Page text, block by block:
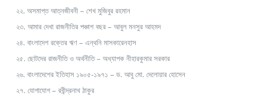
২২. অসমাপ্ত আত্নজীবনী – শেখ মুজিবুর রহমান
২৩. আমার দেখা রাজনীতির পঞ্চাশ বছর – আবুল মনসুর আহমদ
২৪. বাংলাদেশ রক্তের ঋণ – এন্থনি মাসকারেনহাস
২৫. ছোটদের রাজনীতি ও অর্থনীতি – অধ্যাপক নীহারকুমার সরকার
২৬. বাংলাদেশের ইতিহাস ১৯০৫-১৯৭১ – ড. আবু মো. দেলোয়ার হোসেন
২৭. যোগাযোগ – রবীন্দ্রনাথ ঠাকুর